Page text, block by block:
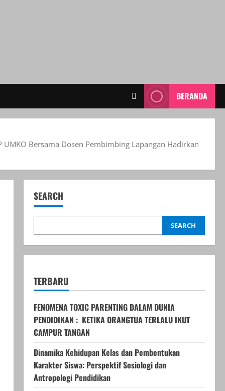
BERANDA
Bersama Dosen Pembimbing Lapangan Hadirkan
SEARCH
SEARCH
TERBARU
FENOMENA TOXIC PARENTING DALAM DUNIA
PENDIDIKAN : KETIKA ORANGTUA TERLALU IKUT
CAMPUR TANGAN
Dinamika Kehidupan Kelas dan Pembentukan
Karakter Siswa: Perspektif Sosiologi dan
Antropologi Pendidikan